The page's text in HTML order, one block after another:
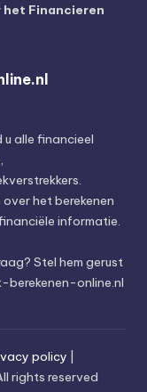
Financieren
u alle financieel
het berekenen
informatie.
Stel hem gerust
berekenen-online.nl
policy
rights reserved